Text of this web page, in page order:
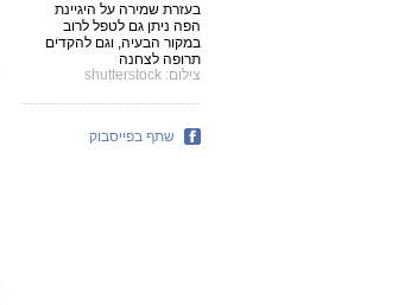
בעזרת שמירה על היגיינת
הפה ניתן גם לטפל לרוב
במקור הבעיה, וגם להקדים
תרופה לצחנה
צילום: shutterstock
שתף בפייסבוק